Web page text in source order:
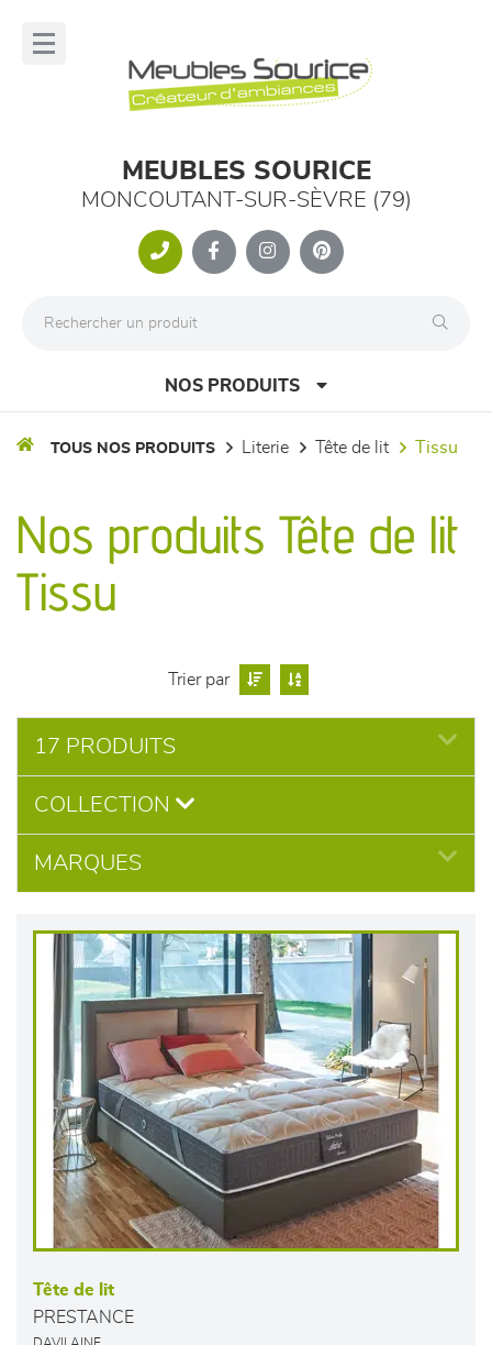
MEUBLES SOURICE
MONCOUTANT-SUR-SÈVRE (79)
NOS PRODUITS
séjours
meubles de complément
chambres et dressing
literie
décoration
TOUS NOS PRODUITS literie tête de lit tissu
Nos produits Tête de lit
Tissu
Trier par
17 PRODUITS
COLLECTION
MARQUES
Tête de lit
PRESTANCE